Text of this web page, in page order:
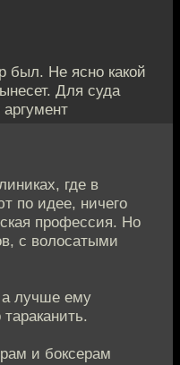
был. Не ясно какой
Для суда
где в
по идее, ничего
профессия. Но
с волосатыми
а лучше ему
и боксерам